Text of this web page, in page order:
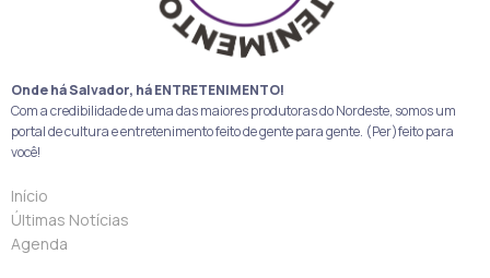
Onde há Salvador, há ENTRETENIMENTO!
Com a credibilidade de uma das maiores produtoras do Nordeste, somos um
portal de cultura e entretenimento feito de gente para gente. (Per)feito para
você!
Início
Últimas Notícias
Agenda